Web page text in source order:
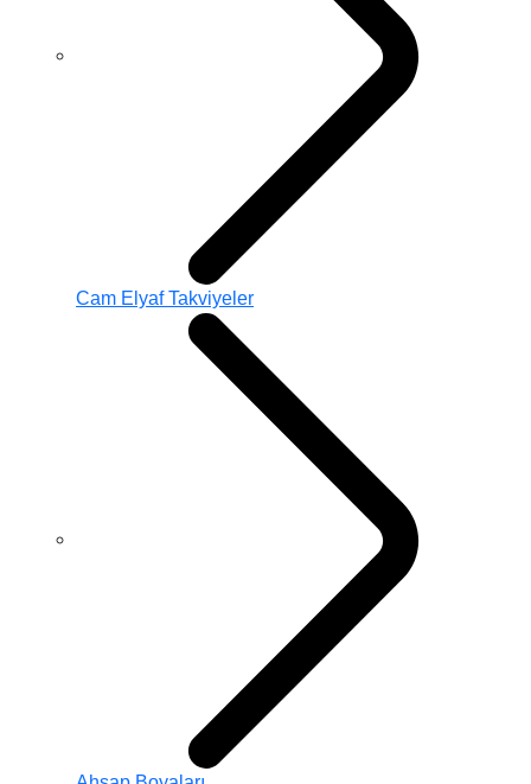
Cam Elyaf Takviyeler